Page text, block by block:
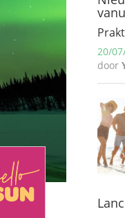
20/
door